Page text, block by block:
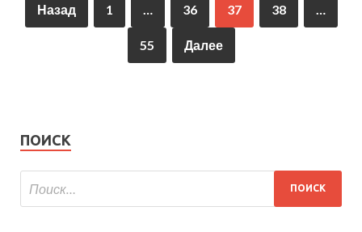
Назад 1 36 37 38
55 Далее
ПОИСК